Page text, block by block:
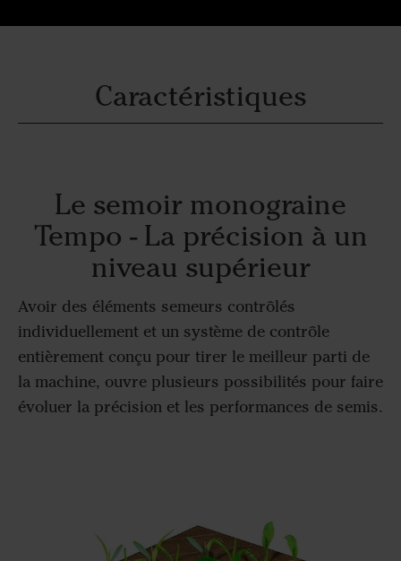
Caractéristiques
Le semoir monograine
Tempo - La précision à un
niveau supérieur
Avoir des éléments semeurs contrôlés
individuellement et un système de contrôle
entièrement conçu pour tirer le meilleur parti de
la machine, ouvre plusieurs possibilités pour faire
évoluer la précision et les performances de semis.